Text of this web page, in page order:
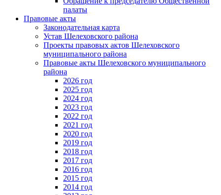
палаты
Правовые акты
Законодательная карта
Устав Шелеховского района
Проекты правовых актов Шелеховского
муниципального района
Правовые акты Шелеховского муниципального
района
2026 год
2025 год
2024 год
2023 год
2022 год
2021 год
2020 год
2019 год
2018 год
2017 год
2016 год
2015 год
2014 год